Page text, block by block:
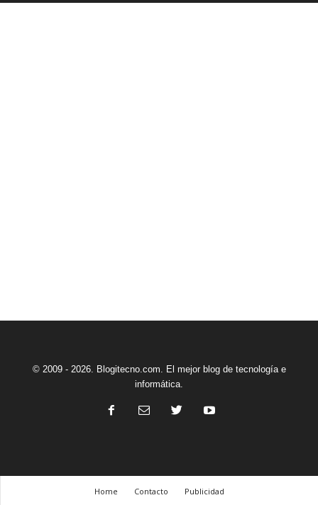
© 2009 - 2026. Blogitecno.com. El mejor blog de tecnología e
informática.
Home Contacto Publicidad